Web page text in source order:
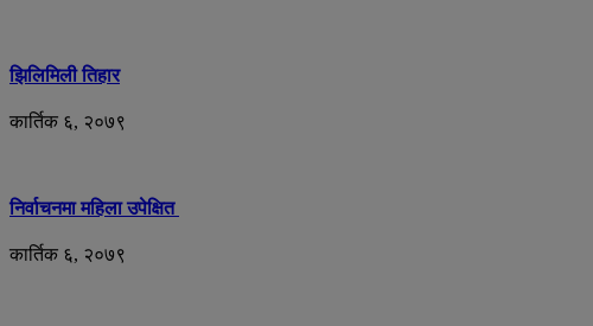
झिलिमिली तिहार
कार्तिक ६, २०७९
निर्वाचनमा महिला उपेक्षित
कार्तिक ६, २०७९